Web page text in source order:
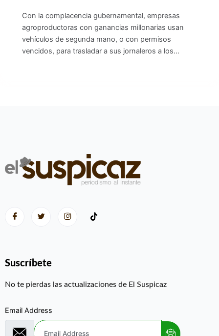
Con la complacencia gubernamental, empresas
agroproductoras con ganancias millonarias usan
vehículos de segunda mano, o con permisos
vencidos, para trasladar a sus jornaleros a los…
Suscríbete
No te pierdas las actualizaciones de El Suspicaz
Email Address